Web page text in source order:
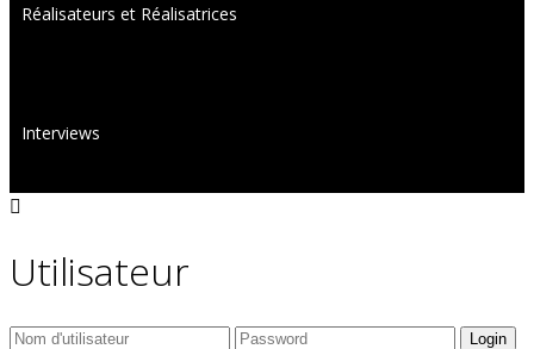
Réalisateurs et Réalisatrices
Interviews
Utilisateur